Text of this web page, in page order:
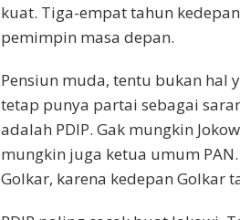
kuat. Tiga-empat tahun
pemimpin masa depan.
Pensiun muda, tentu bukan hal
tetap punya partai sebagai
adalah PDIP. Gak mungkin
mungkin juga ketua umum
Golkar, karena kedepan Golkar